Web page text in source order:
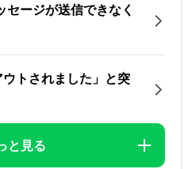
ージが送信できなく
ウトされました」と突
と見る